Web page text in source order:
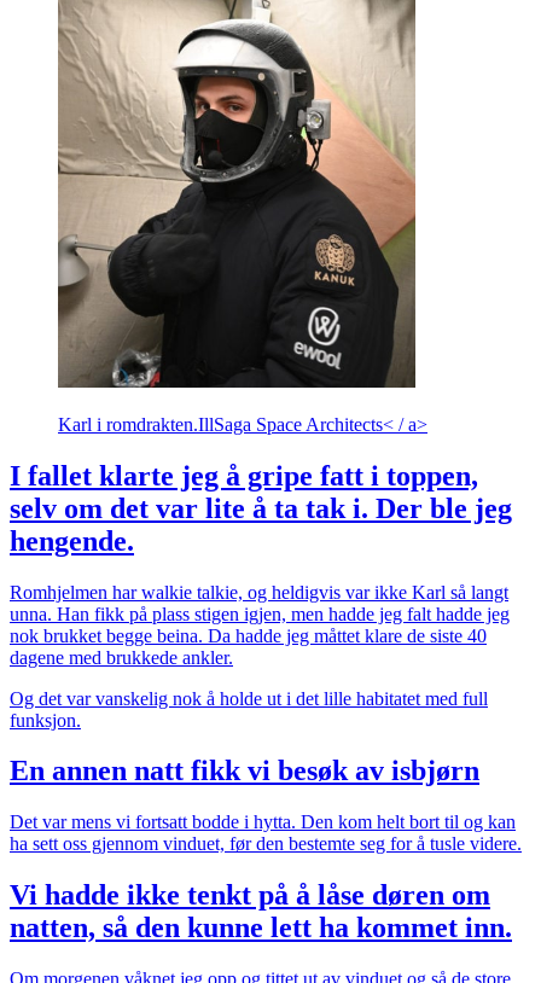
Karl i romdrakten.IllSaga Space Architects< / a>
I fallet klarte jeg å gripe fatt i toppen,
selv om det var lite å ta tak i. Der ble jeg
hengende.
Romhjelmen har walkie talkie, og heldigvis var ikke Karl så langt
unna. Han fikk på plass stigen igjen, men hadde jeg falt hadde jeg
nok brukket begge beina. Da hadde jeg måttet klare de siste 40
dagene med brukkede ankler.
Og det var vanskelig nok å holde ut i det lille habitatet med full
funksjon.
En annen natt fikk vi besøk av isbjørn
Det var mens vi fortsatt bodde i hytta. Den kom helt bort til og kan
ha sett oss gjennom vinduet, før den bestemte seg for å tusle videre.
Vi hadde ikke tenkt på å låse døren om
natten, så den kunne lett ha kommet inn.